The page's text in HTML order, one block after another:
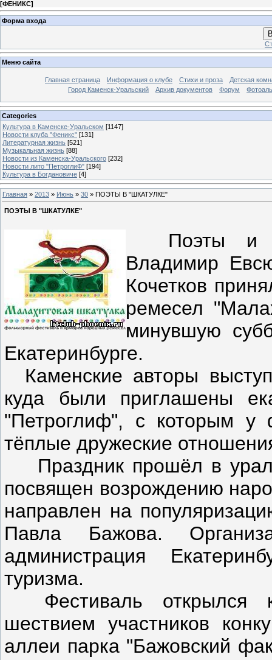
[ФЕНИКС]
Форма входа
Меню сайта
Главная страница Информация о клубе Стихи и проза
Детская
Город Каменск-Уральский
Архив документов Форум
Categories
Культура в Каменске-Уральском [1147]
Новости клуба "Феникс" [131]
Литературная жизнь [521]
Музыкальная жизнь [88]
Новости из Каменска-Уральского [232]
Новости лито "ПетроглиФ" [194]
Культура в Богдановиче [4]
Главная » 2013 » Июнь » 30 » ПОЭТЫ В "ШКАТУЛКЕ"
ПОЭТЫ В "ШКАТУЛКЕ"
Поэты и
Владимир
Кочетков
ремесел
минувшую
Екатеринбурге.
Каменские авторы
куда были приглашены
"Петроглиф", с которым у
тёплые дружеские
Праздник прошёл в
посвящен возрождению
направлен на
Павла Бажова.
администрация
туризма.
Фестиваль открылся
шествием участников
аллеи парка "Бажовский